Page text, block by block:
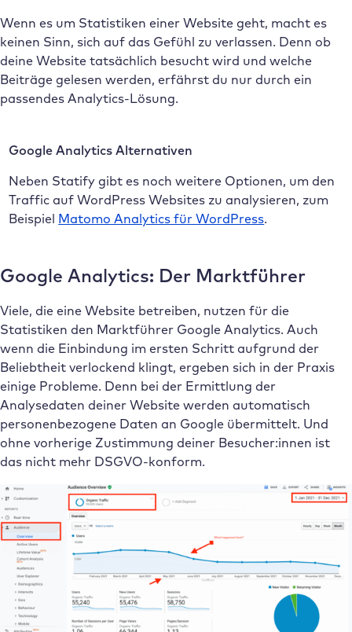
Wenn es um Statistiken einer Website geht, macht es
keinen Sinn, sich auf das Gefühl zu verlassen. Denn ob
deine Website tatsächlich besucht wird und welche
Beiträge gelesen werden, erfährst du nur durch ein
passendes Analytics-Lösung.
Google Analytics Alternativen
Neben Statify gibt es noch weitere Optionen, um den
Traffic auf WordPress Websites zu analysieren, zum
Beispiel Matomo Analytics für WordPress.
Google Analytics: Der Marktführer
Viele, die eine Website betreiben, nutzen für die
Statistiken den Marktführer Google Analytics. Auch
wenn die Einbindung im ersten Schritt aufgrund der
Beliebtheit verlockend klingt, ergeben sich in der Praxis
einige Probleme. Denn bei der Ermittlung der
Analysedaten deiner Website werden automatisch
personenbezogene Daten an Google übermittelt. Und
ohne vorherige Zustimmung deiner Besucher:innen ist
das nicht mehr DSGVO-konform.